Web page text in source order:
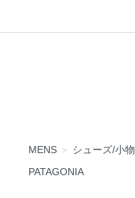
MENS ＞ シューズ/小物
PATAGONIA